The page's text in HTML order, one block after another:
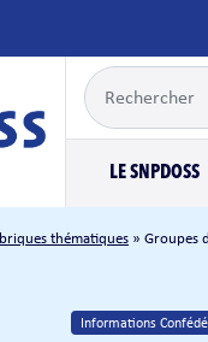
LE SNPDOSS
thématiques » Groupes
Informations